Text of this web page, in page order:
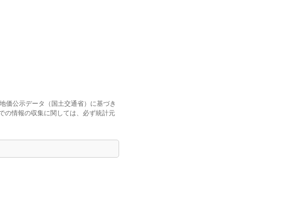
価公示データ（国土交通省）に基づき
の情報の収集に関しては、必ず統計元